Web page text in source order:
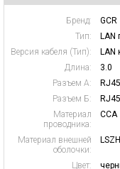
Бренд:
GCR
Тип:
LAN
Версия кабеля (Тип):
LAN
Длина:
3.0
Разъем А:
Разъем Б:
Материал
проводника:
CCA
Материал внешней
оболочки:
LSZH
Цвет: